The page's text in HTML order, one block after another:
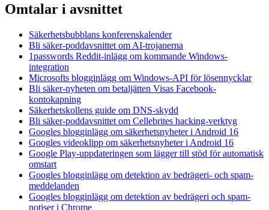
Omtalar i avsnittet
Säkerhetsbubblans konferenskalender
Bli säker-poddavsnittet om AI-trojanerna
1passwords Reddit-inlägg om kommande Windows-
integration
Microsofts blogginlägg om Windows-API för lösennycklar
Bli säker-nyheten om betaljätten Visas Facebook-
kontokapning
Säkerhetskollens guide om DNS-skydd
Bli säker-poddavsnittet om Cellebrites hacking-verktyg
Googles blogginlägg om säkerhetsnyheter i Android 16
Googles videoklipp om säkerhetsnyheter i Android 16
Google Play-uppdateringen som lägger till stöd för automatisk
omstart
Googles blogginlägg om detektion av bedrägeri- och spam-
meddelanden
Googles blogginlägg om detektion av bedrägeri och spam-
notiser i Chrome